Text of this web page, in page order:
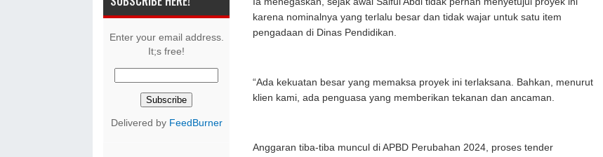
Enter your email address.
It;s free!
Delivered by FeedBurner
karena nominalnya yang terlalu besar dan tidak wajar untuk satu item
pengadaan di Dinas Pendidikan.
“Ada kekuatan besar yang memaksa proyek ini terlaksana. Bahkan, menurut
klien kami, ada penguasa yang memberikan tekanan dan ancaman.
Anggaran tiba-tiba muncul di APBD Perubahan 2024, proses tender